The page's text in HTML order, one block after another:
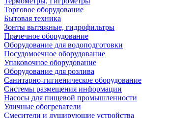
Торговое оборудование
Бытовая техника
Зонты вытяжные, гидрофильтры
Прачечное оборудование
Оборудование для водоподготовки
Посудомоечное оборудование
Упаковочное оборудование
Оборудование для розлива
Санитарно-гигиеническое оборудование
Системы размещения информации
Насосы для пищевой промышленности
Уличные обогреватели
Смесители и душирующие устройства